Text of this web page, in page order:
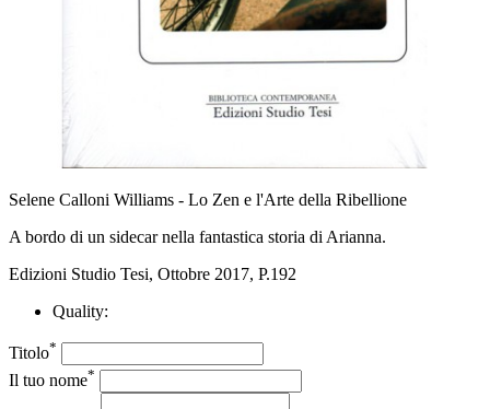
Selene Calloni Williams - Lo Zen e l'Arte della Ribellione
A bordo di un sidecar nella fantastica storia di Arianna.
Edizioni Studio Tesi, Ottobre 2017, P.192
Quality:
Titolo*
Il tuo nome*